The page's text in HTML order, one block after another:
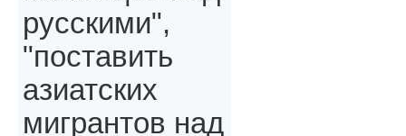
русскими",
"поставить
азиатских
мигрантов над